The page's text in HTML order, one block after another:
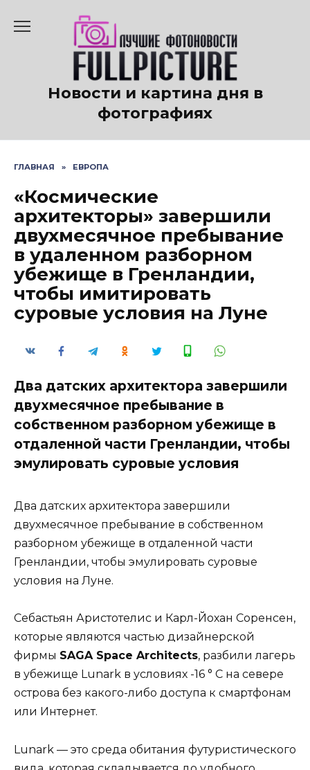
содержанию
Новости и картина дня в
фотографиях
ГЛАВНАЯ » ЕВРОПА
«Космические
архитекторы» завершили
двухмесячное пребывание
в удаленном разборном
убежище в Гренландии,
чтобы имитировать
суровые условия на Луне
Два датских архитектора завершили
двухмесячное пребывание в
собственном разборном убежище в
отдаленной части Гренландии, чтобы
эмулировать суровые условия
Два датских архитектора завершили
двухмесячное пребывание в собственном
разборном убежище в отдаленной части
Гренландии, чтобы эмулировать суровые
условия на Луне.
Себастьян Аристотелис и Карл-Йохан Соренсен,
которые являются частью дизайнерской
фирмы SAGA Space Architects, разбили лагерь
в убежище Lunark в условиях -16 ° C на севере
острова без какого-либо доступа к смартфонам
или Интернет.
Lunark — это среда обитания футуристического